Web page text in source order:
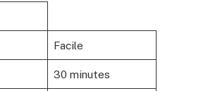
Facile
30 minutes